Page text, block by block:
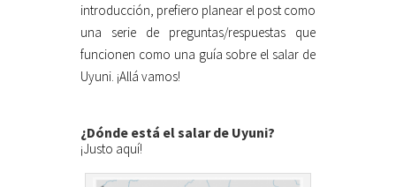
introducción, prefiero planear el post como
una serie de preguntas/respuestas que
funcionen como una guía sobre el salar de
Uyuni. ¡Allá vamos!
¿Dónde está el salar de Uyuni?
¡Justo aquí!